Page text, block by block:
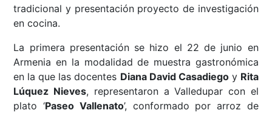
tradicional y presentación proyecto de investigación
en cocina.
La primera presentación se hizo el 22 de junio en
Armenia en la modalidad de muestra gastronómica
en la que las docentes Diana David Casadiegoy Rita
Lúquez Nieves, representaron a Valledupar con el
plato ‘Paseo Vallenato’, conformado por arroz de